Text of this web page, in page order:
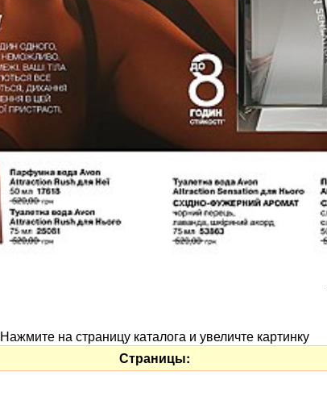
Нажмите на страницу каталога и увеличте картинку
Страницы: